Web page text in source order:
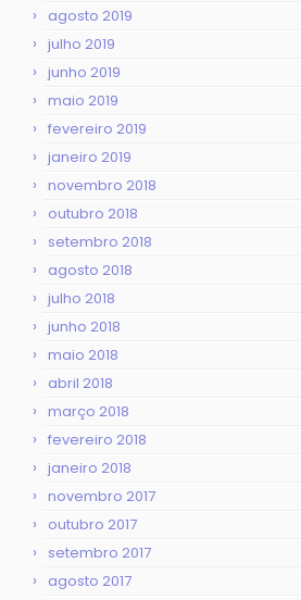
agosto 2019
julho 2019
junho 2019
maio 2019
fevereiro 2019
janeiro 2019
novembro 2018
outubro 2018
setembro 2018
agosto 2018
julho 2018
junho 2018
maio 2018
abril 2018
março 2018
fevereiro 2018
janeiro 2018
novembro 2017
outubro 2017
setembro 2017
agosto 2017